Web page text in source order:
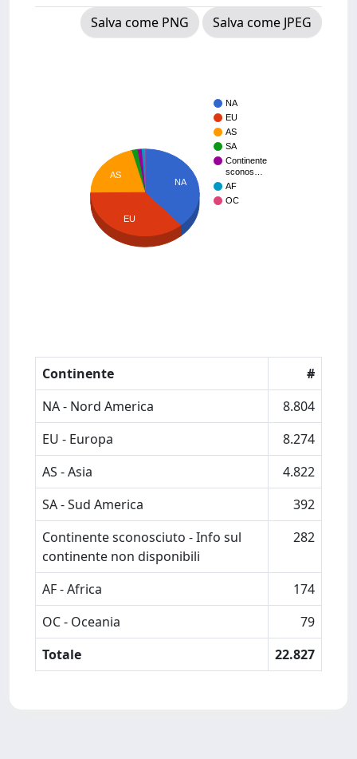
Salva come PNG
Salva come JPEG
NA
EU
AS
SA
Continente
sconos…
AF
OC
NA
AS
EU
Continente
#
NA - Nord America
8.804
EU - Europa
8.274
AS - Asia
4.822
SA - Sud America
392
Continente sconosciuto - Info sul
continente non disponibili
282
AF - Africa
174
OC - Oceania
79
Totale
22.827